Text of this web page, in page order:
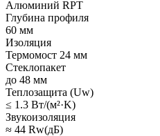
Алюминий RPT
Глубина профиля
60 мм
Изоляция
Термомост 24 мм
Стеклопакет
до 48 мм
Теплозащита (Uw)
≤ 1.3 Вт/(м²·K)
Звукоизоляция
≈ 44 Rw(дБ)